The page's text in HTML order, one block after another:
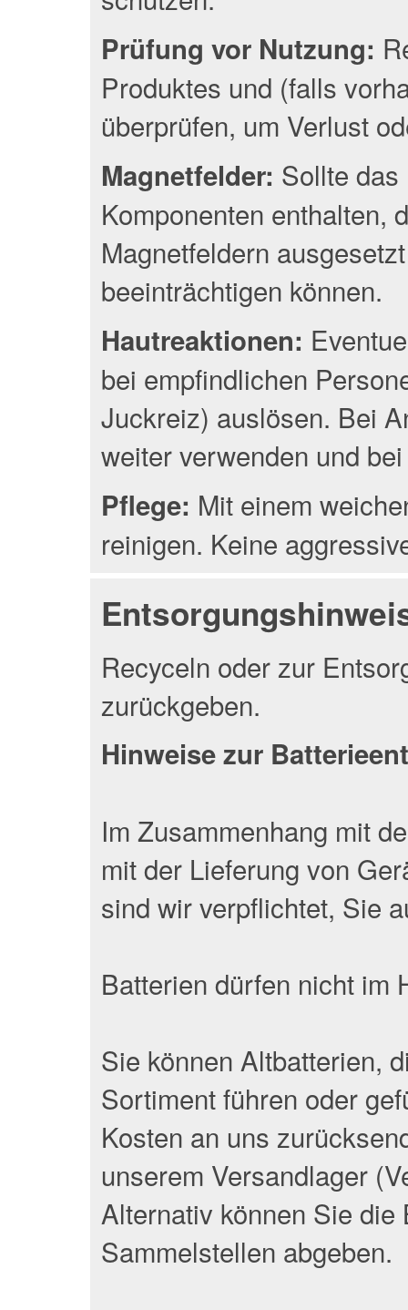
Prüfung vor Nutzung:
Produktes und (falls
überprüfen, um Verlust
Magnetfelder: Sollte
Komponenten enthalten,
Magnetfeldern
beeinträchtigen können.
Hautreaktionen:
bei empfindlichen
Juckreiz) auslösen. Bei
weiter verwenden und
Pflege: Mit einem
reinigen. Keine
Recyceln oder zur
zurückgeben.
Hinweise zur
Im Zusammenhang mit
mit der Lieferung von
sind wir verpflichtet, Sie
Batterien dürfen nicht im
Sie können Altbatterien,
Sortiment führen oder
Kosten an uns
unserem Versandlager
Alternativ können Sie
Sammelstellen abgeben.